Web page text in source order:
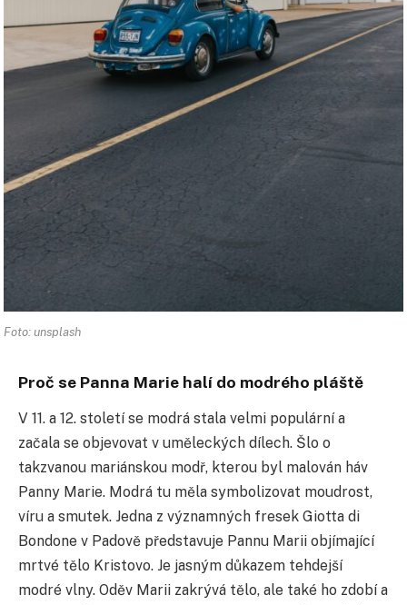
Foto: unsplash
Proč se Panna Marie halí do modrého pláště
V 11. a 12. století se modrá stala velmi populární a
začala se objevovat v uměleckých dílech. Šlo o
takzvanou mariánskou modř, kterou byl malován háv
Panny Marie. Modrá tu měla symbolizovat moudrost,
víru a smutek. Jedna z významných fresek Giotta di
Bondone v Padově představuje Pannu Marii objímající
mrtvé tělo Kristovo. Je jasným důkazem tehdejší
modré vlny. Oděv Marii zakrývá tělo, ale také ho zdobí a